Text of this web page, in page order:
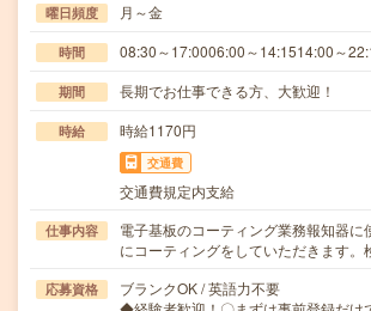
曜日頻度 月～金
時間 08:30～17:0006:00～14:1514:00～
期間 長期でお仕事できる方、大歓迎！
時給 時給1170円
交通費
交通費規定内支給
仕事内容
電子基板のコーティング業務報知器に
にコーティングをしていただきます
応募資格
ブランクOK / 英語力不要